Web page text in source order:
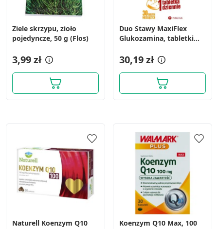
Ziele skrzypu, zioło
pojedyncze, 50 g (Flos)
3,99 zł
Duo Stawy MaxiFlex
Glukozamina, tabletki
30,19 zł
Naturell Koenzym Q10
Koenzym Q10 Max, 100